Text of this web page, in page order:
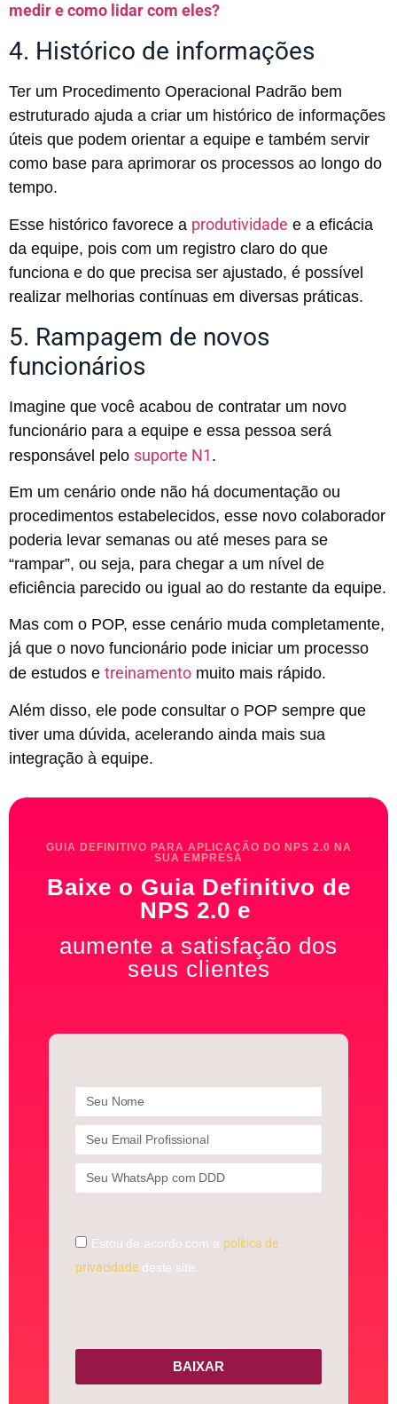
medir e como lidar com eles?
4. Histórico de informações
Ter um Procedimento Operacional Padrão bem
estruturado ajuda a criar um histórico de informações
úteis que podem orientar a equipe e também servir
como base para aprimorar os processos ao longo do
tempo.
Esse histórico favorece a produtividade e a eficácia
da equipe, pois com um registro claro do que
funciona e do que precisa ser ajustado, é possível
realizar melhorias contínuas em diversas práticas.
5. Rampagem de novos
funcionários
Imagine que você acabou de contratar um novo
funcionário para a equipe e essa pessoa será
responsável pelo suporte N1 .
Em um cenário onde não há documentação ou
procedimentos estabelecidos, esse novo colaborador
poderia levar semanas ou até meses para se
“rampar”, ou seja, para chegar a um nível de
eficiência parecido ou igual ao do restante da equipe.
Mas com o POP, esse cenário muda completamente,
já que o novo funcionário pode iniciar um processo
de estudos e treinamento muito mais rápido.
Além disso, ele pode consultar o POP sempre que
tiver uma dúvida, acelerando ainda mais sua
integração à equipe.
GUIA DEFINITIVO PARA APLICAÇÃO DO NPS 2.0 NA
SUA EMPRESA
Baixe o Guia Definitivo de
NPS 2.0 e
aumente a satisfação dos
seus clientes
Estou de acordo com a política de
privacidadedeste site.
BAIXAR